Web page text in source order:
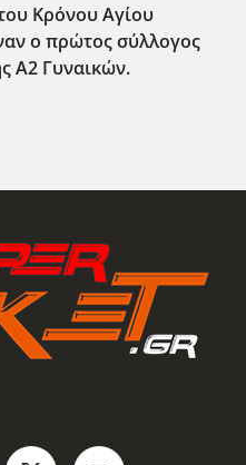
Κρόνου Αγίου
ο πρώτος σύλλογος
Α2 Γυναικών.